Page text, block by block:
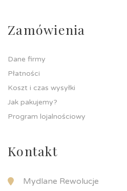
Zamówienia
Dane firmy
Płatności
Koszt i czas wysyłki
Jak pakujemy?
Program lojalnościowy
Kontakt
Mydlane Rewolucje